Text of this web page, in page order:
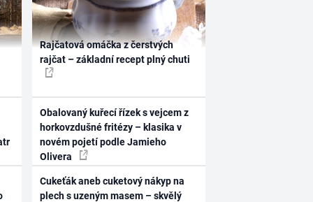
Rajčatová omáčka z čerstvých
rajčat – základní recept plný chuti
Obalovaný kuřecí řízek s vejcem z
horkovzdušné fritézy – klasika v
novém pojetí podle Jamieho
Olivera
Cukeťák aneb cuketový nákyp na
plech s uzeným masem – skvělý